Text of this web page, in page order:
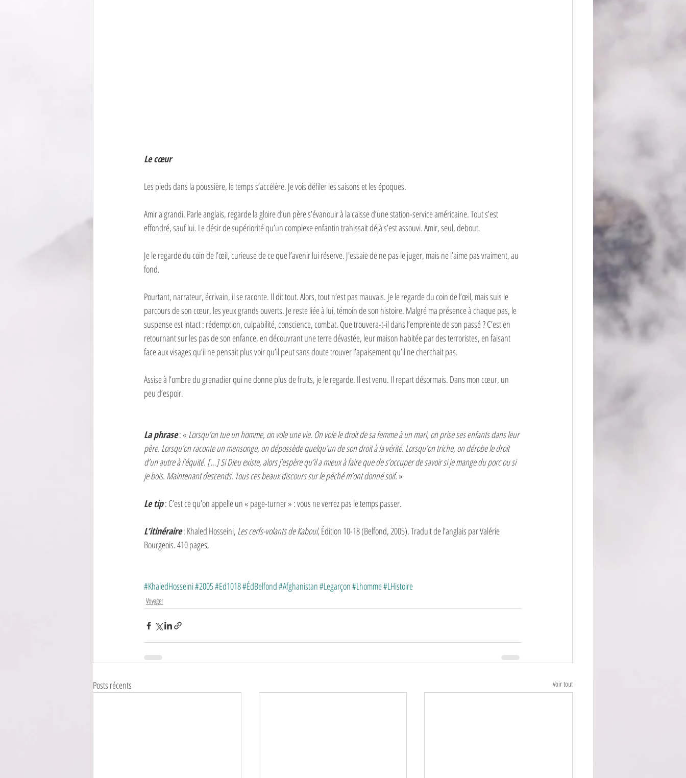
Le cœur
Les pieds dans la poussière, le temps s’accélère. Je vois défiler les saisons et les époques.
Amir a grandi. Parle anglais, regarde la gloire d’un père s’évanouir à la caisse d’une station-service américaine. Tout s’est
effondré, sauf lui. Le désir de supériorité qu’un complexe enfantin trahissait déjà s’est assouvi. Amir, seul, debout.
Je le regarde du coin de l’œil, curieuse de ce que l’avenir lui réserve. J'essaie de ne pas le juger, mais ne l’aime pas vraiment, au
fond.
Pourtant, narrateur, écrivain, il se raconte. Il dit tout. Alors, tout n’est pas mauvais. Je le regarde du coin de l’œil, mais suis le
parcours de son cœur, les yeux grands ouverts. Je reste liée à lui, témoin de son histoire. Malgré ma présence à chaque pas, le
suspense est intact : rédemption, culpabilité, conscience, combat. Que trouvera-t-il dans l’empreinte de son passé ? C’est en
retournant sur les pas de son enfance, en découvrant une terre dévastée, leur maison habitée par des terroristes, en faisant
face aux visages qu’il ne pensait plus voir qu’il peut sans doute trouver l’apaisement qu’il ne cherchait pas.
Assise à l’ombre du grenadier qui ne donne plus de fruits, je le regarde. Il est venu. Il repart désormais. Dans mon cœur, un
peu d’espoir.
La phrase : « Lorsqu’on tue un homme, on vole une vie. On vole le droit de sa femme à un mari, on prise ses enfants dans leur
père. Lorsqu’on raconte un mensonge, on dépossède quelqu’un de son droit à la vérité. Lorsqu’on triche, on dérobe le droit
d’un autre à l’équité. […] Si Dieu existe, alors j’espère qu’il a mieux à faire que de s’occuper de savoir si je mange du porc ou si
je bois. Maintenant descends. Tous ces beaux discours sur le péché m’ont donné soif. »
Le tip : C’est ce qu’on appelle un « page-turner » : vous ne verrez pas le temps passer.
L’itinéraire : Khaled Hosseini, Les cerfs-volants de Kaboul, Édition 10-18 (Belfond, 2005). Traduit de l’anglais par Valérie
Bourgeois. 410 pages.
#KhaledHosseini#2005#Ed1018#ÉdBelfond#Afghanistan#Legarçon#Lhomme#LHistoire
Voyager
Posts récents Voir tout